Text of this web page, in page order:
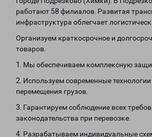
работают 58 филиалов. Развитая
инфраструктура облегчает
Организуем краткосрочное и
товаров.
1. Мы обеспечиваем комплексную
2. Используем современные
перемещения грузов.
3. Гарантируем соблюдение всех
законодательства при перевозке.
4. Разрабатываем индивидуальные